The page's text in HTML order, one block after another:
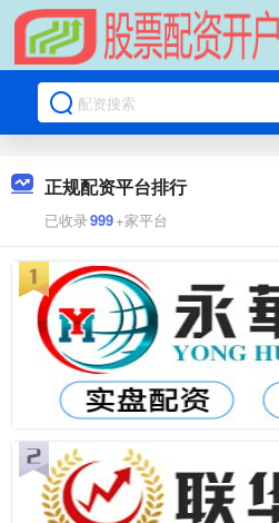
正规配资平台排行
已收录999+家平台